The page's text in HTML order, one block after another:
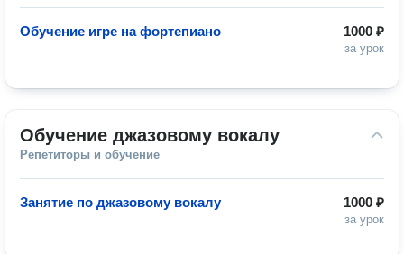
1000 ₽
за урок
Обучение игре на фортепиано
Обучение джазовому вокалу
Репетиторы и обучение
1000 ₽
за урок
Занятие по джазовому вокалу